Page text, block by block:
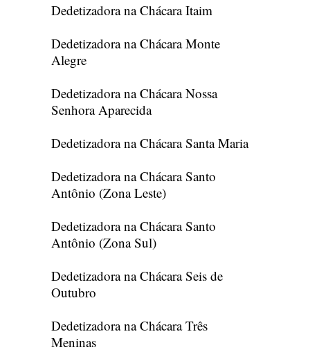
Dedetizadora na Chácara Itaim
Dedetizadora na Chácara Monte
Alegre
Dedetizadora na Chácara Nossa
Senhora Aparecida
Dedetizadora na Chácara Santa Maria
Dedetizadora na Chácara Santo
Antônio (Zona Leste)
Dedetizadora na Chácara Santo
Antônio (Zona Sul)
Dedetizadora na Chácara Seis de
Outubro
Dedetizadora na Chácara Três
Meninas